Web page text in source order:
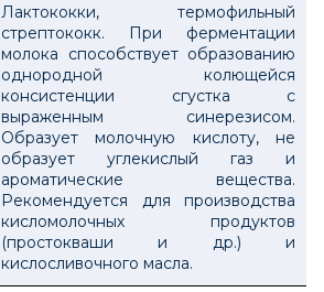
Лактококки, термофильный
стрептококк. При ферментации
молока способствует образованию
однородной колющейся
консистенции сгустка с
выраженным синерезисом.
Образует молочную кислоту, не
образует углекислый газ и
ароматические вещества.
Рекомендуется для производства
кисломолочных продуктов
(простокваши и др.) и
кислосливочного масла.